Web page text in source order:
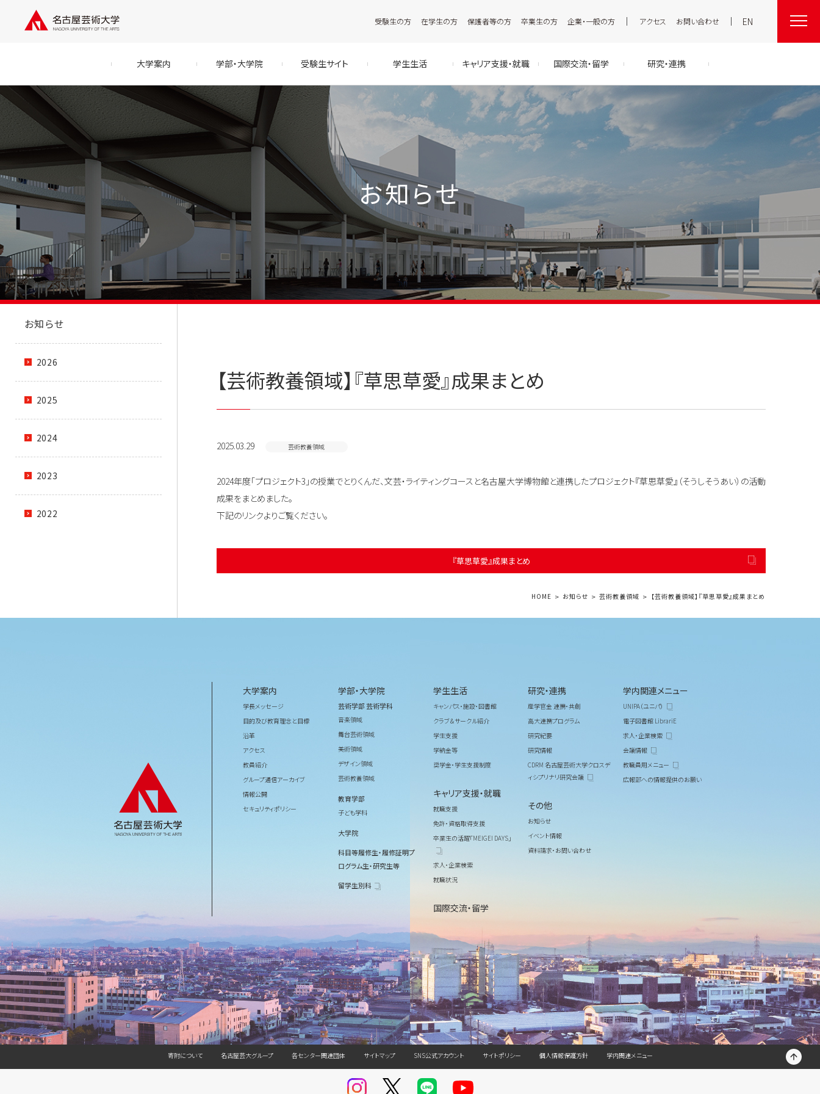
受験生の方 在学生の方 保護者等の方 卒業生の方 企業・一般の方 アクセス お問い合わせ EN
大学案内 学部・大学院 受験生サイト 学生生活 キャリア支援・就職 国際交流・留学 研究・連携
お知らせ
【芸術教養領域】『草思草愛』成果まとめ
2025.03.29 芸術教養領域
2024年度「プロジェクト3」の授業でとりくんだ、文芸・ライティングコースと名古屋大学博物館と連携したプロジェクト『草思草愛』（そうしそうあい）の活動
成果をまとめました。
下記のリンクよりご覧ください。
『草思草愛』成果まとめ
お知らせ
2026
2025
2024
2023
2022
HOME お知らせ 芸術教養領域 【芸術教養領域】『草思草愛』成果まとめ
大学案内
学長メッセージ
目的及び教育理念と目標
沿革
アクセス
教員紹介
グループ通信アーカイブ
情報公開
セキュリティポリシー
学部・大学院
芸術学部 芸術学科
音楽領域
舞台芸術領域
美術領域
デザイン領域
芸術教養領域
教育学部
子ども学科
大学院
科目等履修生・履修証明プ
ログラム生・研究生等
留学生別科
学生生活
キャンパス・施設・図書館
クラブ＆サークル紹介
学生支援
学納金等
奨学金・学生支援制度
キャリア支援・就職
就職支援
免許・資格取得支援
卒業生の活躍「MEIGEI DAYS」
求人・企業検索
就職状況
国際交流・留学
研究・連携
産学官金 連携・共創
高大連携プログラム
研究紀要
研究情報
CDRM 名古屋芸術大学クロスデ
ィシプリナリ研究会議
その他
お知らせ
イベント情報
資料請求・お問い合わせ
学内関連メニュー
UNIPA（ユニパ）
電子図書館 LibrariE
求人・企業検索
会議情報
教職員用メニュー
広報部への情報提供のお願い
寄附について 名古屋芸大グループ 各センター関連団体 サイトマップ SNS公式アカウント サイトポリシー 個人情報保護方針 学内関連メニュー T
O
P